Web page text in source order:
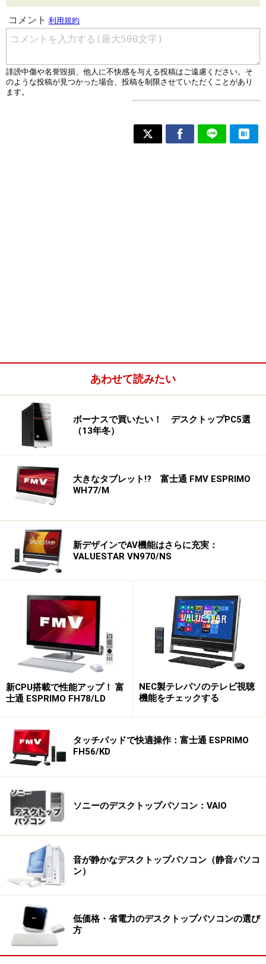
あわせて読みたい
ボーナスで買いたい！ デスクトップPC5選
（13年冬）
大きなタブレット!? 富士通 FMV ESPRIMO
WH77/M
新デザインでAV機能はさらに充実：
VALUESTAR VN970/NS
新CPU搭載で性能アップ！ 富
士通 ESPRIMO FH78/LD
NEC製テレパソのテレビ視聴
機能をチェックする
タッチパッドで快適操作：富士通 ESPRIMO
FH56/KD
ソニーのデスクトップパソコン：VAIO
音が静かなデスクトップパソコン（静音パソコ
ン）
低価格・省電力のデスクトップパソコンの選び
方